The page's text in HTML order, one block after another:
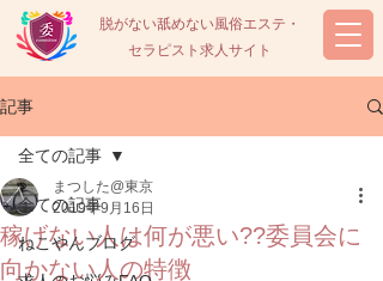
脱がない舐めない風俗エステ・
セラピスト求人サイト
記事
全ての記事
ねこやんブログ
全ての記事
稼げない人は何が悪い??委員会に
向かない人の特徴
まつした@東京
2019年9月16日